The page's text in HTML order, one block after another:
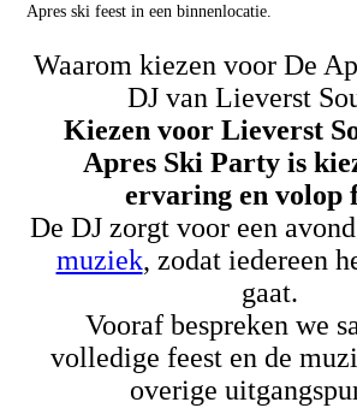
Apres ski feest in een binnenlocatie.
Waarom kiezen voor De
DJ van Lieverst
Kiezen voor Lieverst
Apres Ski Party is
ervaring en volop
De DJ zorgt voor een
muziek, zodat iedereen
gaat.
Vooraf bespreken we
volledige feest en de
overige